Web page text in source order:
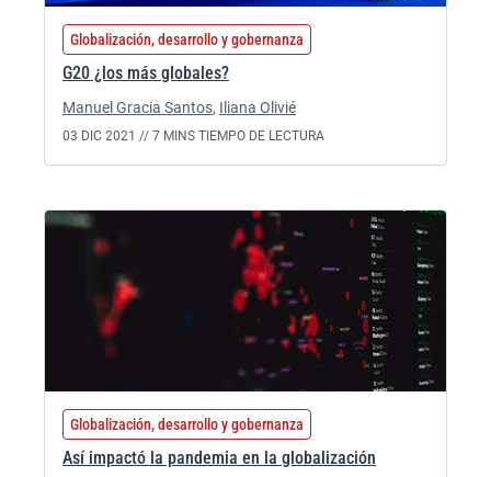
Globalización, desarrollo y gobernanza
G20 ¿los más globales?
Manuel Gracia Santos, Iliana Olivié
03 DIC 2021 // 7 MINS TIEMPO DE LECTURA
Globalización, desarrollo y gobernanza
Así impactó la pandemia en la globalización